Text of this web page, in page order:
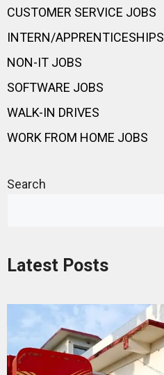
CUSTOMER SERVICE JOBS
INTERN/APPRENTICESHIPS
NON-IT JOBS
SOFTWARE JOBS
WALK-IN DRIVES
WORK FROM HOME JOBS
Search
Latest Posts